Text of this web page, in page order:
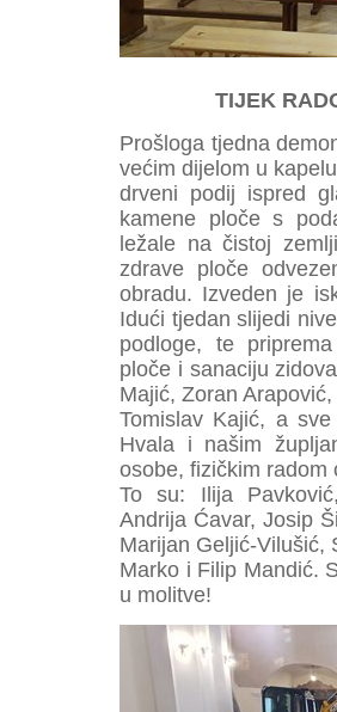
TIJEK
Prošloga tjedna
većim dijelom u
drveni podij ispred
kamene ploče s
ležale na čistoj
zdrave ploče
obradu. Izveden je
Idući tjedan slijedi
podloge, te
ploče i sanaciju
Majić, Zoran
Tomislav Kajić, a
Hvala i našim
osobe, fizičkim radom
To su: Ilija
Andrija Ćavar, Josip
Marijan Geljić-Vilušić,
Marko i Filip Mandić.
u molitve!